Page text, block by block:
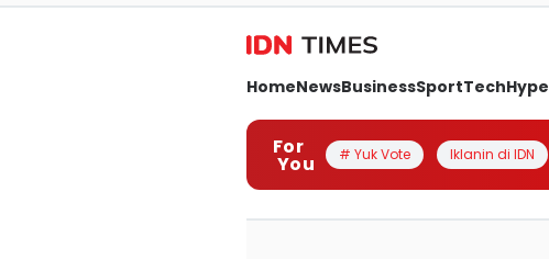
HomeNewsBusinessSportTechHype
For
You # Yuk Vote Iklanin di IDN